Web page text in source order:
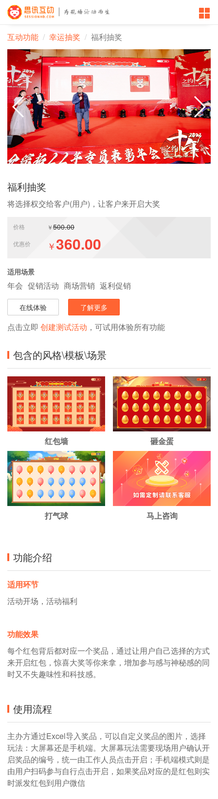
互动功能 幸运抽奖 福利抽奖
福利抽奖
将选择权交给客户(用户)，让客户来开启大奖
价格 ￥500.00
优惠价 ￥360.00
适用场景
年会 促销活动 商场营销 返利促销
在线体验 了解更多
点击立即 创建测试活动 ，可试用体验所有功能
包含的风格\模板\场景
红包墙 砸金蛋
打气球 马上咨询
功能介绍
适用环节
活动开场，活动福利
功能效果
每个红包背后都对应一个奖品，通过让用户自己选择的方式
来开启红包，惊喜大奖等你来拿，增加参与感与神秘感的同
时又不失趣味性和科技感。
使用流程
主办方通过Excel导入奖品，可以自定义奖品的图片，选择
玩法：大屏幕还是手机端。大屏幕玩法需要现场用户确认开
启奖品的编号，统一由工作人员点击开启；手机端模式则是
由用户扫码参与自行点击开启，如果奖品对应的是红包则实
时派发红包到用户微信